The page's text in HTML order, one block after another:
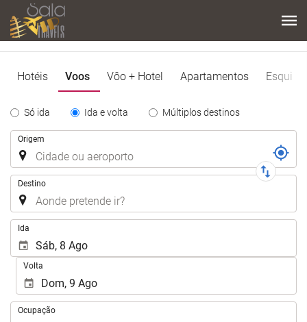
Hotéis Voos Vôo + Hotel Apartamentos Esqui
Tipo
Trayecto
Só ida Ida e volta Múltiplos destinos
Trajecto
Origem
Destino
Ida
Volta
Ocupação
Ocupação